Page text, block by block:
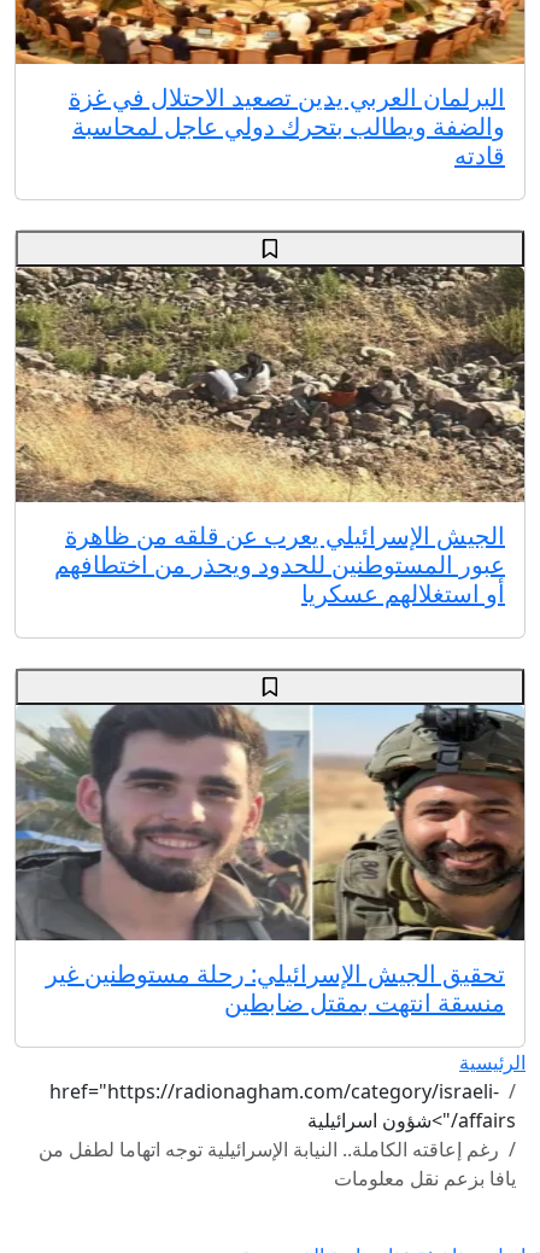
البرلمان العربي يدين تصعيد الاحتلال في غزة
والضفة ويطالب بتحرك دولي عاجل لمحاسبة
قادته
الجيش الإسرائيلي يعرب عن قلقه من ظاهرة
عبور المستوطنين للحدود ويحذر من اختطافهم
أو استغلالهم عسكريا
تحقيق الجيش الإسرائيلي: رحلة مستوطنين غير
منسقة انتهت بمقتل ضابطين
الرئيسية
href="https://radionagham.com/category/israeli-
affairs/">شؤون اسرائيلية
رغم إعاقته الكاملة.. النيابة الإسرائيلية توجه اتهاما لطفل من
يافا بزعم نقل معلومات